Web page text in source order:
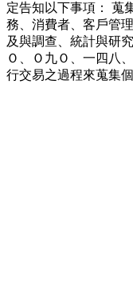
定告知以下事項： 蒐
務、消費者、客戶管
及與調查、統計與研
Ｏ、Ｏ九Ｏ、一四八
行交易之過程來蒐集個